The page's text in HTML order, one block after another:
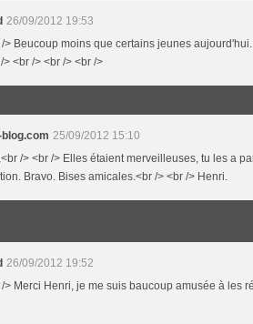
26/09/2012 19:53
/> Beucoup moins que certains jeunes
> <br /> <br /> <br />
25/09/2012 15:10
/> <br /> Elles étaient merveilleuses, tu les a
Bravo. Bises amicales.<br /> <br /> Henri.
26/09/2012 19:52
> Merci Henri, je me suis baucoup amusée à les